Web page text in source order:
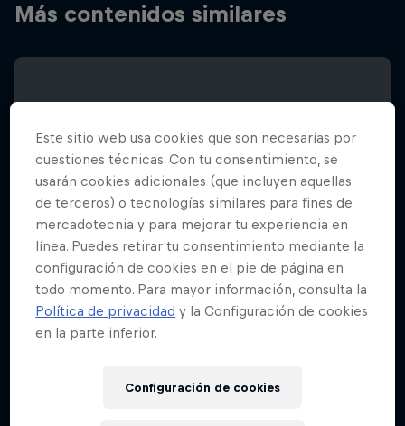
Más contenidos similares
Red Bull Batalla Final Torneo de Plazas
Este sitio web usa cookies que son necesarias por
cuestiones técnicas. Con tu consentimiento, se
usarán cookies adicionales (que incluyen aquellas
de terceros) o tecnologías similares para fines de
mercadotecnia y para mejorar tu experiencia en
línea. Puedes retirar tu consentimiento mediante la
configuración de cookies en el pie de página en
todo momento. Para mayor información, consulta la
Política de privacidad y la Configuración de cookies
en la parte inferior.
Configuración de cookies